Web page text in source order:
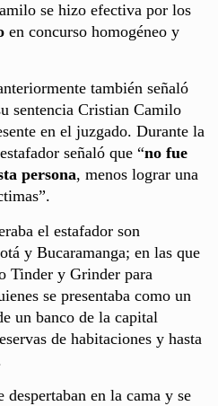
se hizo efectiva por los
en concurso homogéneo y
también señaló
sentencia Cristian Camilo
en el juzgado. Durante la
señaló que “no fue
persona, menos lograr una
el estafador son
y Bucaramanga; en las que
Tinder y Grinder para
se presentaba como un
un banco de la capital
de habitaciones y hasta
en la cama y se